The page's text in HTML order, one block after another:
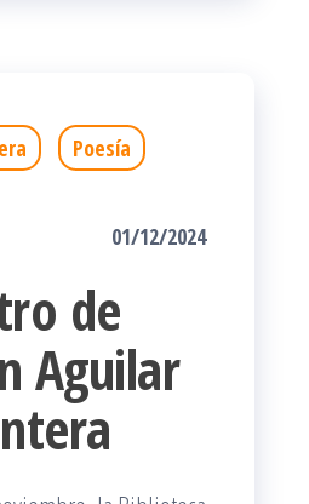
Poesía
01/12/2024
de
Aguilar